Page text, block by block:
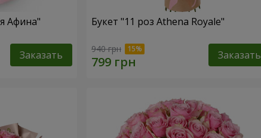
Афина"
Заказать
Букет "11 роз Athena Royale"
940 грн Заказать